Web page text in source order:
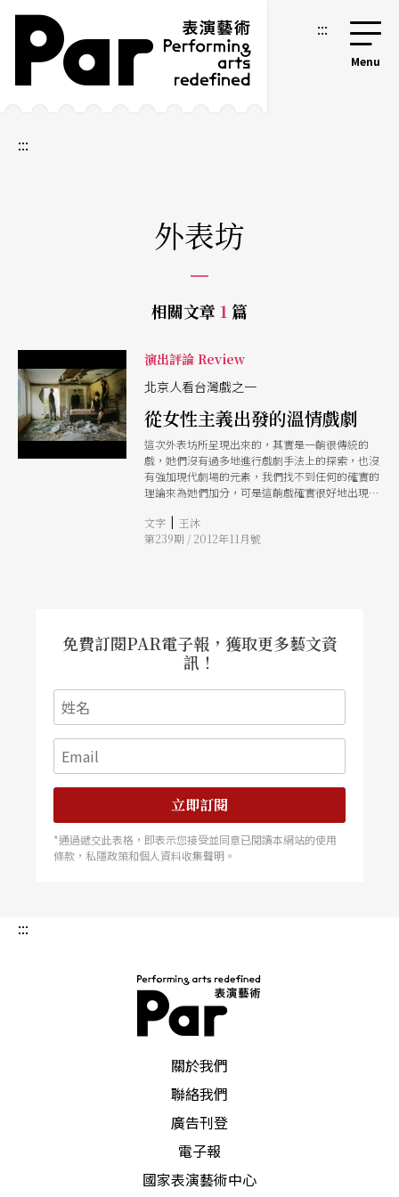
跳到主要內容區塊
網站導覽 :::
:::
外表坊
相關文章 1 篇
演出評論 Review
北京人看台灣戲之一
從女性主義出發的溫情戲劇
這次外表坊所呈現出來的，其實是一齣很傳統的
戲，她們沒有過多地進行戲劇手法上的探索，也沒
有強加現代劇場的元素，我們找不到任何的確實的
理論來為她們加分，可是這齣戲確實很好地出現在
種成熟穩重的創作觀，這創作觀也是大陸戲劇人目
前極度缺乏的。
文字 | 王沐
第239期 / 2012年11月號
免費訂閱PAR電子報，獲取更多藝文資
訊！
立即訂閱
*通過遞交此表格，即表示您接受並同意已閱讀本網站的使用
條款，私隱政策和個人資料收集聲明。
:::
關於我們
聯絡我們
廣告刊登
電子報
國家表演藝術中心